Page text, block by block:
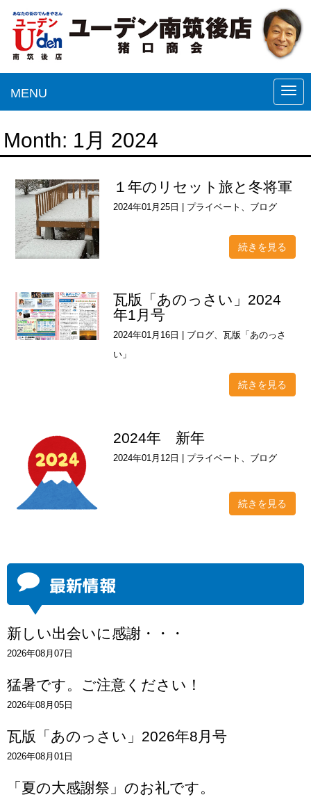
N
a
i
a
MENU
Month: 1月 2024
１年のリセット旅と冬将軍
2024年01月25日 プライベート ブログ
続きを見る
瓦版「あのっさい」2024
年1月号
2024年01月16日 ブログ、瓦版「あのっさ
い」
続きを見る
2024年 新年
2024年01月12日 プライベート 、 ブログ
続きを見る
最新情報
新しい出会いに感謝・・・
2026年08月07日
猛暑です。ご注意ください！
2026年08月05日
瓦版「あのっさい」2026年8月号
2026年08月01日
「夏の大感謝祭」のお礼です。